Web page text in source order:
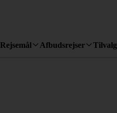
Rejsemål Afbudsrejser Tilvalg